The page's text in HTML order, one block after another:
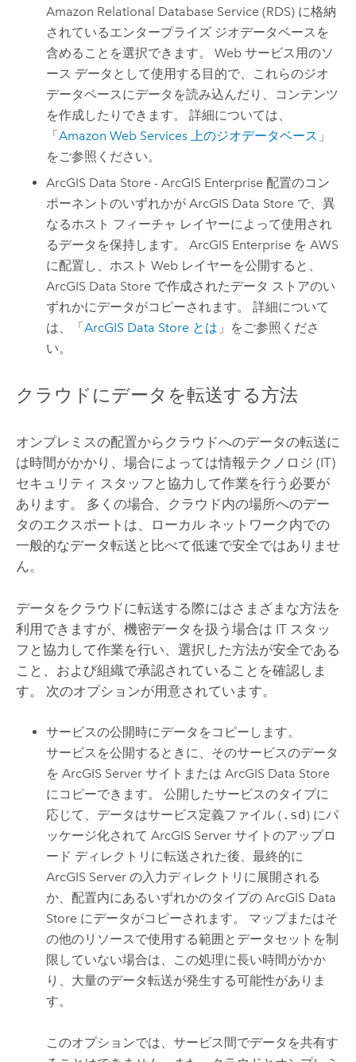
Amazon Relational Database Service (RDS) に格納
されているエンタープライズ ジオデータベースを
含めることを選択できます。 Web サービス用のソ
ース データとして使用する目的で、これらのジオ
データベースにデータを読み込んだり、コンテンツ
を作成したりできます。 詳細については、
「Amazon Web Services 上のジオデータベース 」
をご参照ください。
ArcGIS Data Store -ArcGIS Enterprise 配置のコン
ポーネントのいずれかがArcGIS Data Store で、異
なるホスト フィーチャ レイヤーによって使用され
るデータを保持します。ArcGIS Enterprise をAWS
に配置し、ホスト Web レイヤーを公開すると、
ArcGIS Data Store で作成されたデータ ストアのい
ずれかにデータがコピーされます。 詳細について
は、「ArcGIS Data Store とは 」をご参照くださ
い。
クラウドにデータを転送する方法
オンプレミスの配置からクラウドへのデータの転送に
は時間がかかり、場合によっては情報テクノロジ (IT)
セキュリティ スタッフと協力して作業を行う必要が
あります。 多くの場合、クラウド内の場所へのデー
タのエクスポートは、ローカル ネットワーク内での
一般的なデータ転送と比べて低速で安全ではありませ
ん。
データをクラウドに転送する際にはさまざまな方法を
利用できますが、機密データを扱う場合は IT スタッ
フと協力して作業を行い、選択した方法が安全である
こと、および組織で承認されていることを確認しま
す。 次のオプションが用意されています。
サービスの公開時にデータをコピーします。
サービスを公開するときに、そのサービスのデータ
をArcGIS Server サイトまたはArcGIS Data Store
にコピーできます。 公開したサービスのタイプに
応じて、データはサービス定義ファイル ( .sd) にパ
ッケージ化されてArcGIS Server サイトのアップロ
ード ディレクトリに転送された後、最終的に
ArcGIS Server の入力ディレクトリに展開される
か、配置内にあるいずれかのタイプのArcGIS Data
Store にデータがコピーされます。 マップまたはそ
の他のリソースで使用する範囲とデータセットを制
限していない場合は、この処理に長い時間がかか
り、大量のデータ転送が発生する可能性がありま
す。
このオプションでは、サービス間でデータを共有す